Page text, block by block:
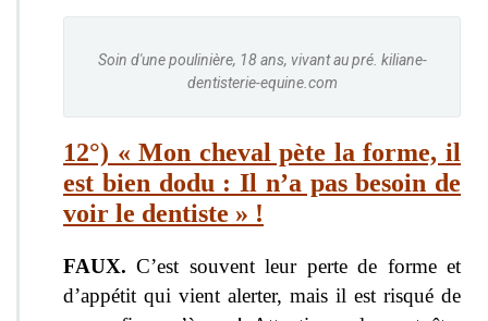
Soin d'une poulinière, 18 ans, vivant au pré. kiliane-
dentisterie-equine.com
12°) « Mon cheval pète la forme, il
est bien dodu : Il n’a pas besoin de
voir le dentiste » !
FAUX. C’est souvent leur perte de forme et
d’appétit qui vient alerter, mais il est risqué de